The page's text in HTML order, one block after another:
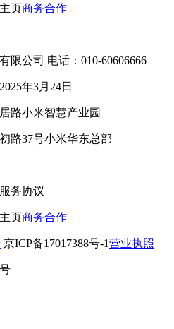
页商务合作
限公司 电话：010-60606666
年3月24日
路小米智慧产业园
路37号小米华东总部
务协议
页商务合作
京ICP备17017388号-1营业执照